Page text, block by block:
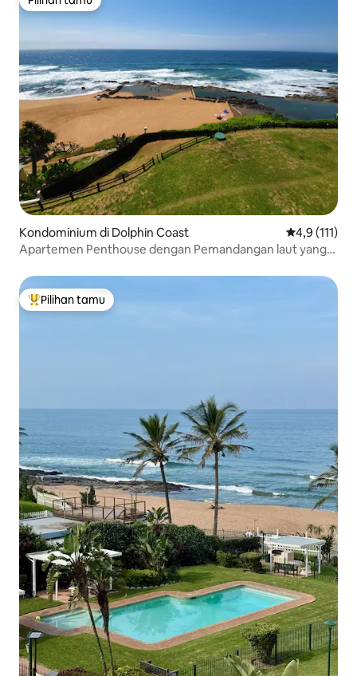
Pilihan tamu
Kondominium di Dolphin Coast Nilai rata-
4,9 (111)
Apartemen Penthouse dengan Pemandangan laut yang
Pilihan tamu terpopuler
Pilihan tamu